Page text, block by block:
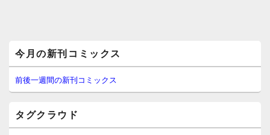
イ
ン
サ
イ
ウ
今月の新刊コミックス
前後一週間の新刊コミックス
タグクラウド